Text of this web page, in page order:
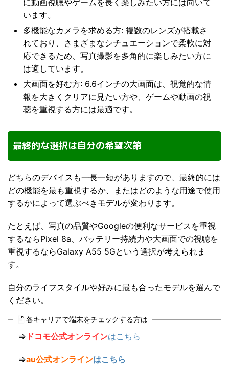
います。
多機能なカメラを求める方: 複数のレンズが搭載さ
れており、さまざまなシチュエーションで柔軟に対
応できるため、写真撮影を多角的に楽しみたい方に
は適しています。
大画面を好む方: 6.6インチの大画面は、視覚的な情
報を大きくクリアに見たい方や、ゲームや動画の視
聴を重視する方には最適です。
最終的な選択は自分の希望次第
どちらのデバイスも一長一短がありますので、最終的には
どの機能を最も重視するか、またはどのような用途で使用
するかによって選ぶべきモデルが変わります。
たとえば、写真の品質やGoogleの便利なサービスを重視
するならPixel 8a、バッテリー持続力や大画面での視聴を
重視するならGalaxy A55 5Gという選択が考えられま
す。
自分のライフスタイルや好みに最も合ったモデルを選んで
ください。
各キャリアで端末をチェックする方は
⇒ ドコモ公式オンラインはこちら
⇒au公式オンラインはこちら